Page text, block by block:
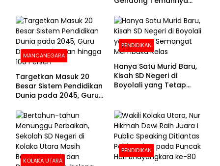
Sekolah
MANCANEGARA
Targetkan Masuk 20
Besar Sistem Pendidikan
Dunia pada 2045, Guru
100 Persen
PENDIDIKAN
Hanya Satu Murid Baru,
Kisah SD Negeri di
Boyolali yang Tetap
KOLAKA UTARA
PENDIDIKAN